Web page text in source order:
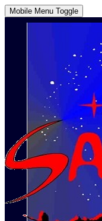
Mobile Menu Toggle